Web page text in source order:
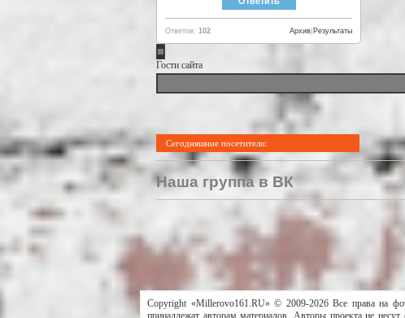
Ответов: 102 Результаты
Архив
Гости сайта
Сегодняшние посетители:
Наша группа в ВК
Copyright «Millerovo161.RU» © 2009-2026 Все права на
принадлежат авторам материалов. Авторы проекта не несут